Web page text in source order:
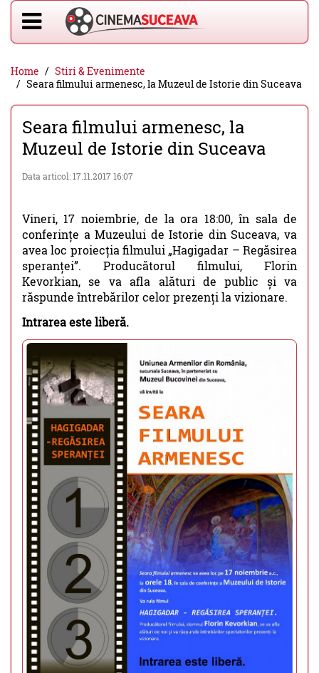
Home
Stiri & Evenimente
Seara filmului armenesc, la Muzeul de Istorie din Suceava
Seara filmului armenesc, la
Muzeul de Istorie din Suceava
Data articol: 17.11.2017 16:07
Vineri, 17 noiembrie, de la ora 18:00, în sala de
conferințe a Muzeului de Istorie din Suceava, va
avea loc proiecția filmului „Hagigadar – Regăsirea
speranței”. Producătorul filmului, Florin
Kevorkian, se va afla alături de public și va
răspunde întrebărilor celor prezenți la vizionare.
Intrarea este liberă.